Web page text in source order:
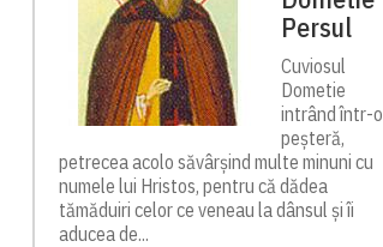
Persul
Cuviosul
Dometie
intrând într-o
peșteră,
petrecea acolo săvârșind multe minuni cu
numele lui Hristos, pentru că dădea
tămăduiri celor ce veneau la dânsul și îi
aducea de...